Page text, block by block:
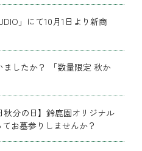
」にて10月1日より新商
したか？ 「数量限定 秋か
分の日】鈴鹿園オリジナル
お墓参りしませんか？